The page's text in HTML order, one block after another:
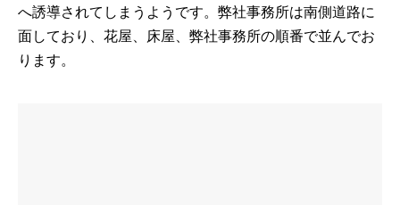
へ誘導されてしまうようです。弊社事務所は南側道路に
面しており、花屋、床屋、弊社事務所の順番で並んでお
ります。